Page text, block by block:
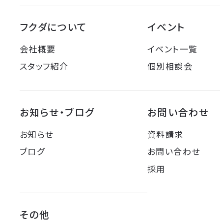
フクダについて
会社概要
スタッフ紹介
イベント
イベント一覧
個別相談会
お知らせ・ブログ
お知らせ
ブログ
お問い合わせ
資料請求
お問い合わせ
採用
その他